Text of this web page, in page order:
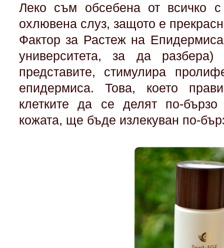
Леко съм обсебена от всичко
охлювена слуз, защото е
Фактор за Растеж на
университета, за да
представите, стимулира
епидермиса. Това, което
клетките да се делят по-
кожата, ще бъде излекуван по-